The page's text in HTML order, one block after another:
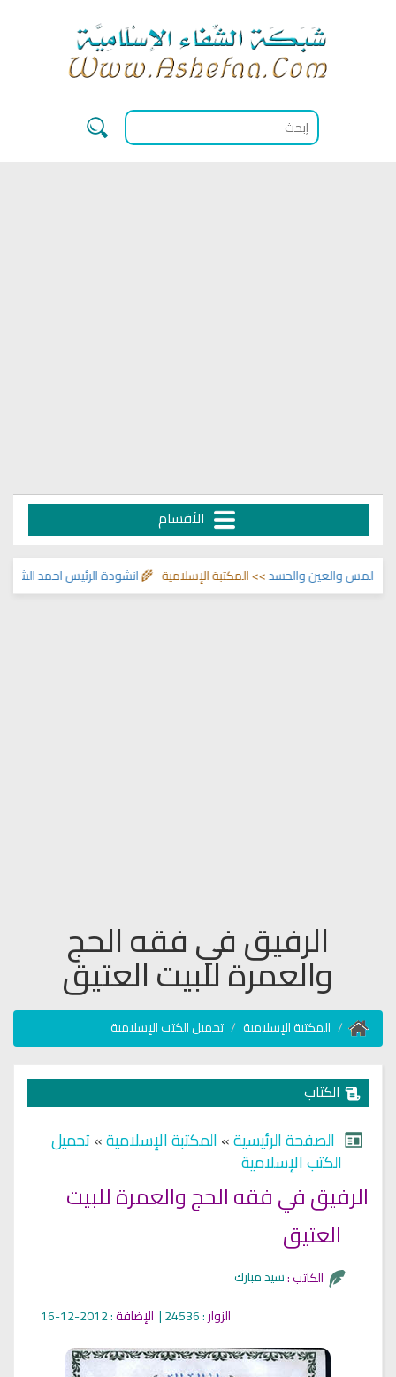
الأقسام
انشودة الرئيس احمد الشرع>> والعين والحسد>> المكتبة الإسلامية 🌾
الرفيق في فقه الحج
والعمرة للبيت العتيق
المكتبة الإسلامية تحميل الكتب الإسلامية
الكتاب
الصفحة الرئيسية»المكتبة الإسلامية»تحميل
الكتب الإسلامية
الرفيق في فقه الحج والعمرة للبيت
الكاتب :
الزوار: 24536 | الإضافة: 2012-12-16